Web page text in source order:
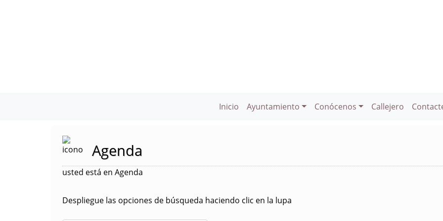
Inicio Ayuntamiento Conócenos Callejero
Agenda
usted está en Agenda
Despliegue las opciones de búsqueda haciendo clic en la lupa